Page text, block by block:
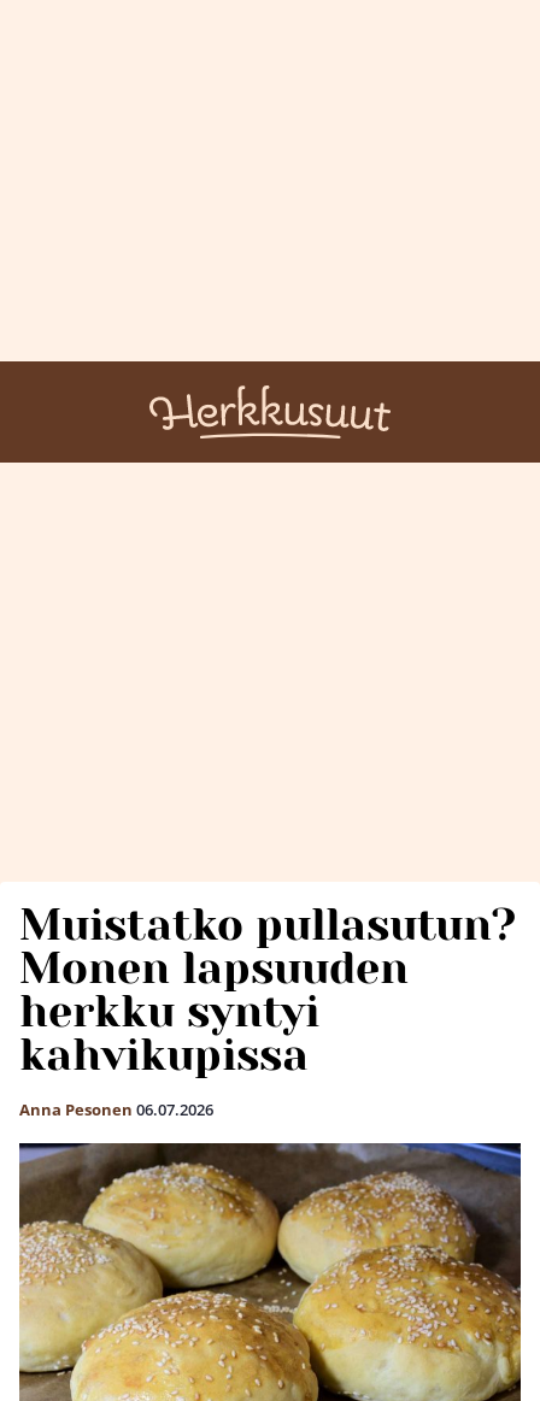
Muistatko pullasutun?
Monen lapsuuden
herkku syntyi
kahvikupissa
Anna Pesonen 06.07.2026